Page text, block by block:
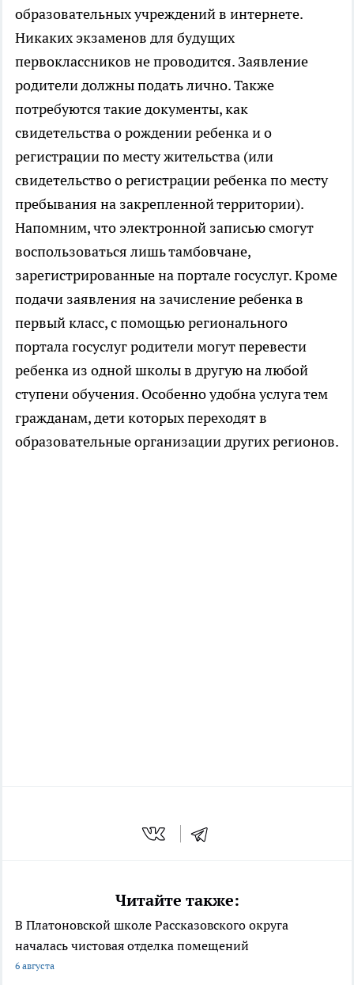
образовательных учреждений в интернете.
Никаких экзаменов для будущих
первоклассников не проводится. Заявление
родители должны подать лично. Также
потребуются такие документы, как
свидетельства о рождении ребенка и о
регистрации по месту жительства (или
свидетельство о регистрации ребенка по месту
пребывания на закрепленной территории).
Напомним, что электронной записью смогут
воспользоваться лишь тамбовчане,
зарегистрированные на портале госуслуг. Кроме
подачи заявления на зачисление ребенка в
первый класс, с помощью регионального
портала госуслуг родители могут перевести
ребенка из одной школы в другую на любой
ступени обучения. Особенно удобна услуга тем
гражданам, дети которых переходят в
образовательные организации других регионов.
Читайте также:
В Платоновской школе Рассказовского округа
началась чистовая отделка помещений
6 августа